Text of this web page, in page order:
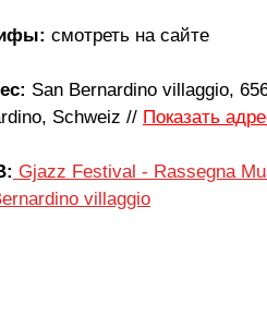
смотреть на сайте
San Bernardino villaggio,
Schweiz // Показать
Gjazz Festival - Rassegna
villaggio